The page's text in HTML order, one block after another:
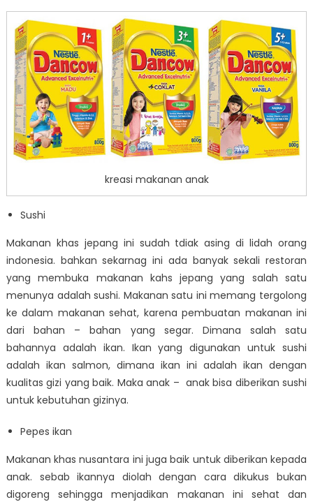
kreasi makanan anak
Sushi
Makanan khas jepang ini sudah tdiak asing di lidah orang
indonesia. bahkan sekarnag ini ada banyak sekali restoran
yang membuka makanan kahs jepang yang salah satu
menunya adalah sushi. Makanan satu ini memang tergolong
ke dalam makanan sehat, karena pembuatan makanan ini
dari bahan – bahan yang segar. Dimana salah satu
bahannya adalah ikan. Ikan yang digunakan untuk sushi
adalah ikan salmon, dimana ikan ini adalah ikan dengan
kualitas gizi yang baik. Maka anak – anak bisa diberikan sushi
untuk kebutuhan gizinya.
Pepes ikan
Makanan khas nusantara ini juga baik untuk diberikan kepada
anak. sebab ikannya diolah dengan cara dikukus bukan
digoreng sehingga menjadikan makanan ini sehat dan